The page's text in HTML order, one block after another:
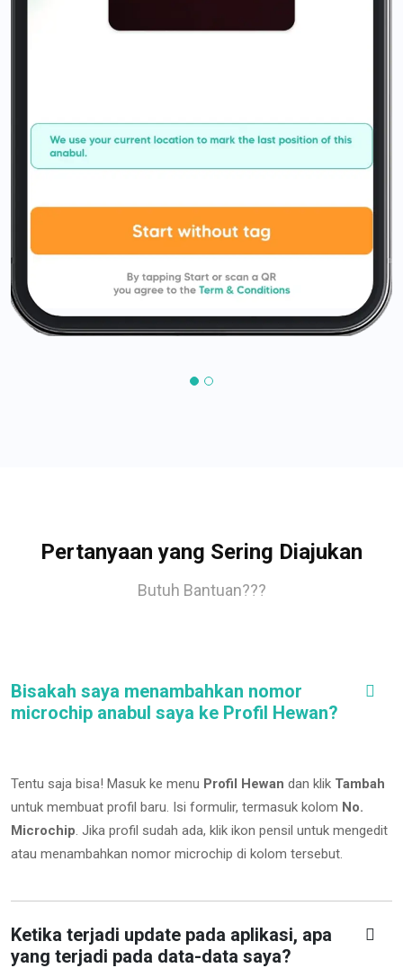
Pertanyaan yang Sering Diajukan
Butuh Bantuan???
Bisakah saya menambahkan nomor
microchip anabul saya ke Profil Hewan?
Tentu saja bisa! Masuk ke menu Profil Hewan dan klik Tambah
untuk membuat profil baru. Isi formulir, termasuk kolom No.
Microchip. Jika profil sudah ada, klik ikon pensil untuk mengedit
atau menambahkan nomor microchip di kolom tersebut.
Ketika terjadi update pada aplikasi, apa
yang terjadi pada data-data saya?